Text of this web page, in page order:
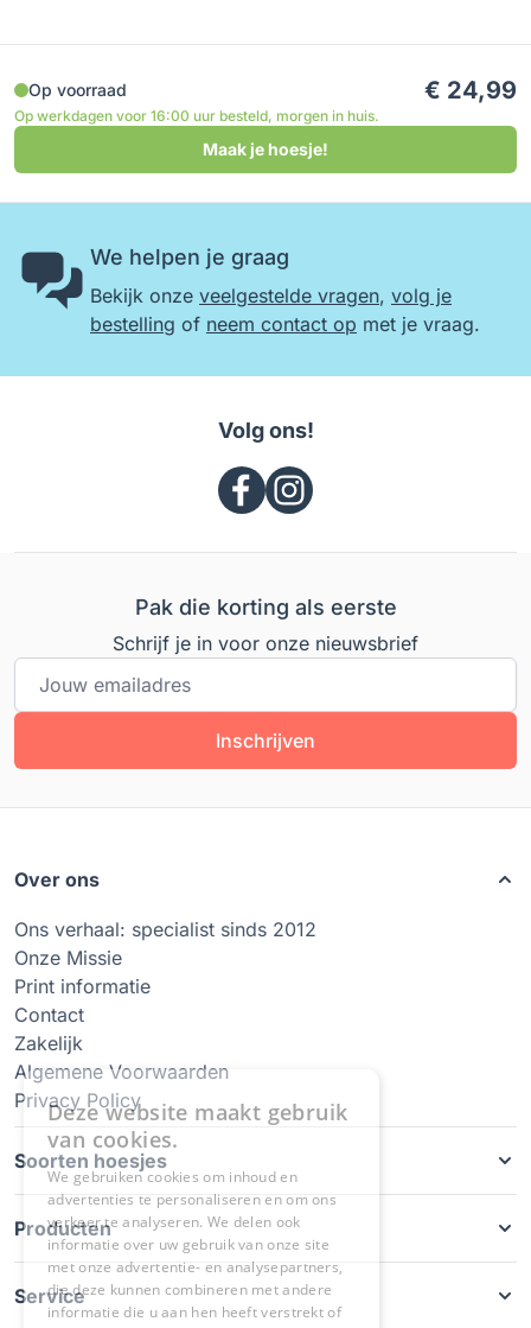
Op voorraad € 24,99
Op werkdagen voor 16:00 uur besteld, morgen in huis.
Maak je hoesje!
We helpen je graag
Bekijk onze veelgestelde vragen, volg je
bestelling of neem contact op met je vraag.
Volg ons!
Pak die korting als eerste
Schrijf je in voor onze nieuwsbrief
E-mailadres
Inschrijven
Over ons
Ons verhaal: specialist sinds 2012
Onze Missie
Print informatie
Contact
Zakelijk
Algemene Voorwaarden
Privacy Policy
Soorten hoesjes
Producten
Service